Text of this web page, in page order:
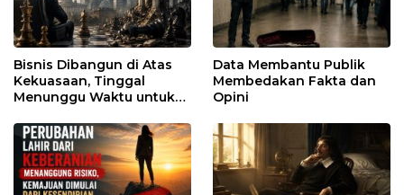
Bisnis Dibangun di Atas
Kekuasaan, Tinggal
Menunggu Waktu untuk
Data Membantu Publik
Membedakan Fakta dan
Opini